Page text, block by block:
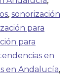
, sonorización
para
para
en
en Andalucía,